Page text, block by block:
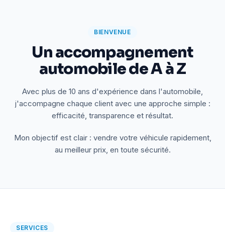
BIENVENUE
Un accompagnement
automobile de A à Z
Avec plus de 10 ans d'expérience dans l'automobile,
j'accompagne chaque client avec une approche simple :
efficacité, transparence et résultat.
Mon objectif est clair : vendre votre véhicule rapidement,
au meilleur prix, en toute sécurité.
SERVICES